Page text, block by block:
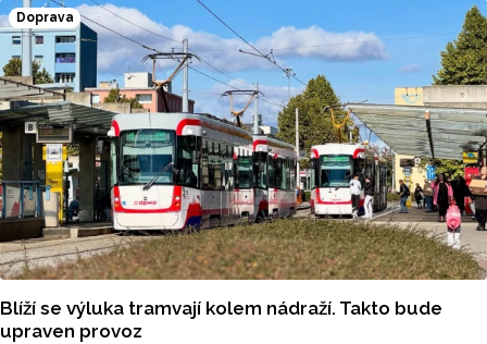
Doprava
Blíží se výluka tramvají kolem nádraží. Takto bude
upraven provoz